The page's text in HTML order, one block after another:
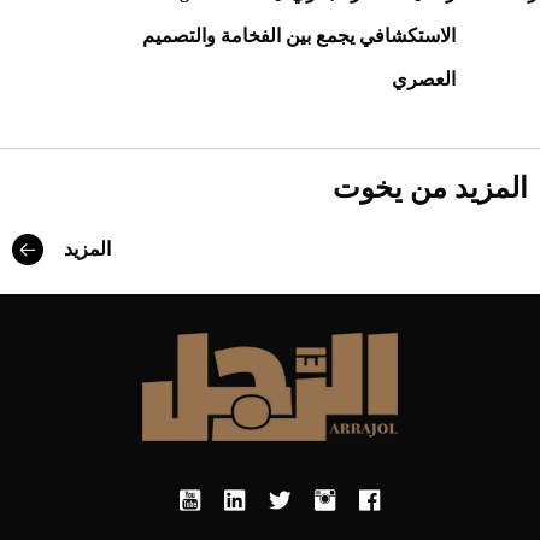
الاستكشافي يجمع بين الفخامة والتصميم
العصري
المزيد من يخوت
المزيد